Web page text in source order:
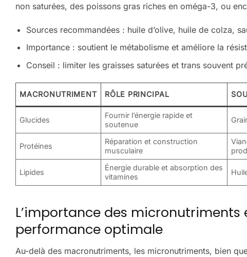
non saturées, des poissons gras riches en oméga-3, ou
Sources recommandées : huile d’olive, huile de colza,
Importance : soutient le métabolisme et améliore la
Conseil : limiter les graisses saturées et trans souvent
MACRONUTRIMENT RÔLE PRINCIPAL
Glucides
Fournir l’énergie rapide et
soutenue
Protéines
Réparation et construction
musculaire
Lipides
Énergie durable et absorption des
vitamines
L’importance des
performance optimale
Au-delà des macronutriments, les micronutriments, bien